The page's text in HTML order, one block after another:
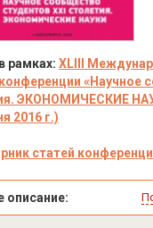
рамках: XLIII
«Научное
ЭКОНОМИЧЕСКИЕ
2016 г.)
статей
описание: